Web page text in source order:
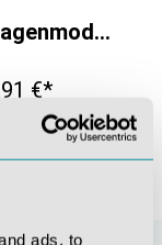
ads, to
Kuhmagenmodell, 1/3 natürliche Größe, 3 Teile
€*